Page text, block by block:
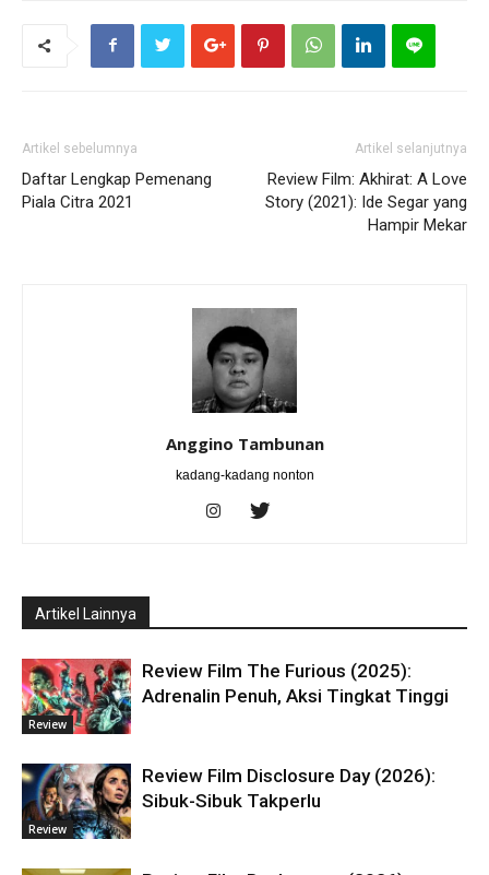
Artikel sebelumnya
Daftar Lengkap Pemenang
Piala Citra 2021
Artikel selanjutnya
Review Film: Akhirat: A Love
Story (2021): Ide Segar yang
Hampir Mekar
Anggino Tambunan
kadang-kadang nonton
Artikel Lainnya
Review
Review Film The Furious (2025):
Adrenalin Penuh, Aksi Tingkat Tinggi
Review
Review Film Disclosure Day (2026):
Sibuk-Sibuk Takperlu